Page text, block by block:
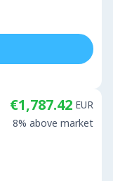
€1,787.42 EUR
8% above market